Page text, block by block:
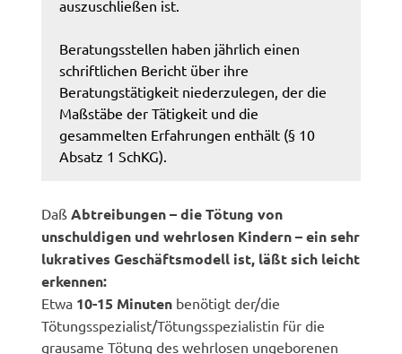
auszuschließen ist.
Beratungsstellen haben jährlich einen
schriftlichen Bericht über ihre
Beratungstätigkeit niederzulegen, der die
Maßstä­be der Tätigkeit und die
gesammelten Erfahrungen enthält (§ 10
Absatz 1 SchKG).
Daß Abtreibungen – die Tötung von
unschuldigen und wehrlosen Kindern – ein sehr
lukratives Geschäftsmodell ist, läßt sich leicht
erkennen:
Etwa 10-15 Minuten benötigt der/die
Tötungsspezialist/Tötungsspezialistin für die
grausame Tötung des wehrlosen ungeborenen